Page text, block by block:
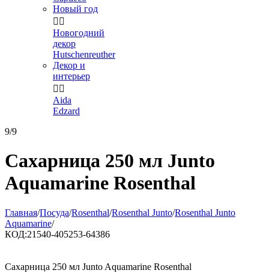
Новый год
 
Новогодний
декор
Hutschenreuther
Декор и
интерьер
 
Aida
Edzard
9/9
Сахарница 250 мл Junto
Aquamarine Rosenthal
Главная/Посуда/Rosenthal/Rosenthal Junto/Rosenthal Junto
Aquamarine/
КОД:21540-405253-64386
Сахарница 250 мл Junto Aquamarine Rosenthal